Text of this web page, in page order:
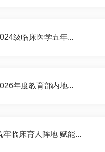
级临床医学五年...
年度教育部内地...
牢临床育人阵地 赋能...